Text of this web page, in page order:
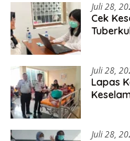
Juli 28,
Cek
Juli 28,
Lapas
Juli 28,